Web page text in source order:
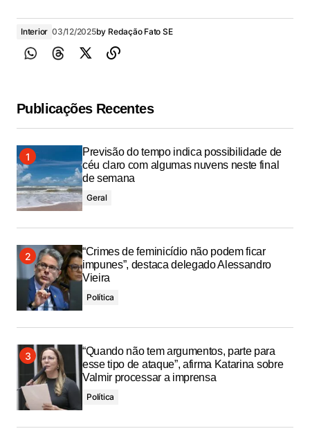
Interior 03/12/2025by Redação Fato SE
Publicações Recentes
Previsão do tempo indica possibilidade de
céu claro com algumas nuvens neste final
de semana
Geral
“Crimes de feminicídio não podem ficar
impunes”, destaca delegado Alessandro
Vieira
Política
“Quando não tem argumentos, parte para
esse tipo de ataque”, afirma Katarina sobre
Valmir processar a imprensa
Política